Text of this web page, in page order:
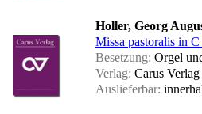
Holler, Georg
Missa pastoralis in
Besetzung: Orgel
Verlag: Carus Verlag
Auslieferbar: